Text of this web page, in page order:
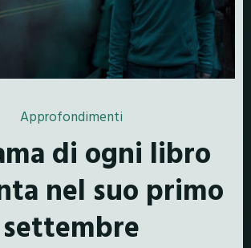
Approfondimenti
di ogni libro
nel suo primo
settembre